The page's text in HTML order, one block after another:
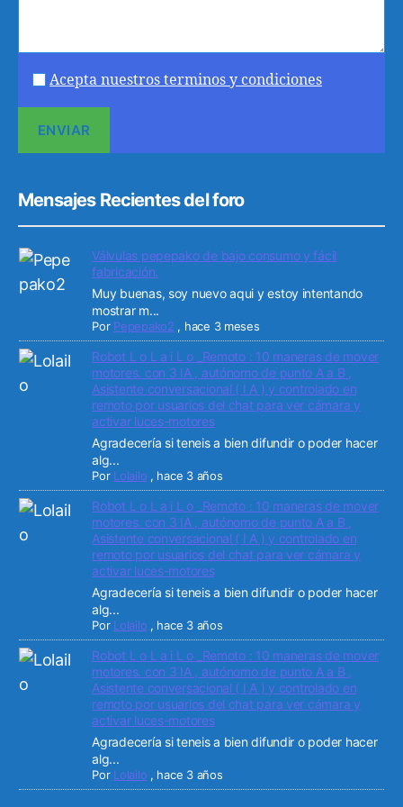
Acepta nuestros terminos y condiciones
Mensajes Recientes del foro
Válvulas pepepako de bajo consumo y fácil
fabricación.
Muy buenas, soy nuevo aqui y estoy intentando
mostrar m...
Por Pepepako2 , hace 3 meses
Robot L o L a i L o _Remoto : 10 maneras de mover
motores. con 3 IA , autónomo de punto A a B ,
Asistente conversacional ( I A ) y controlado en
remoto por usuarios del chat para ver cámara y
activar luces-motores
Agradecería si teneis a bien difundir o poder hacer
alg...
Por Lolailo , hace 3 años
Robot L o L a i L o _Remoto : 10 maneras de mover
motores. con 3 IA , autónomo de punto A a B ,
Asistente conversacional ( I A ) y controlado en
remoto por usuarios del chat para ver cámara y
activar luces-motores
Agradecería si teneis a bien difundir o poder hacer
alg...
Por Lolailo , hace 3 años
Robot L o L a i L o _Remoto : 10 maneras de mover
motores. con 3 IA , autónomo de punto A a B ,
Asistente conversacional ( I A ) y controlado en
remoto por usuarios del chat para ver cámara y
activar luces-motores
Agradecería si teneis a bien difundir o poder hacer
alg...
Por Lolailo , hace 3 años